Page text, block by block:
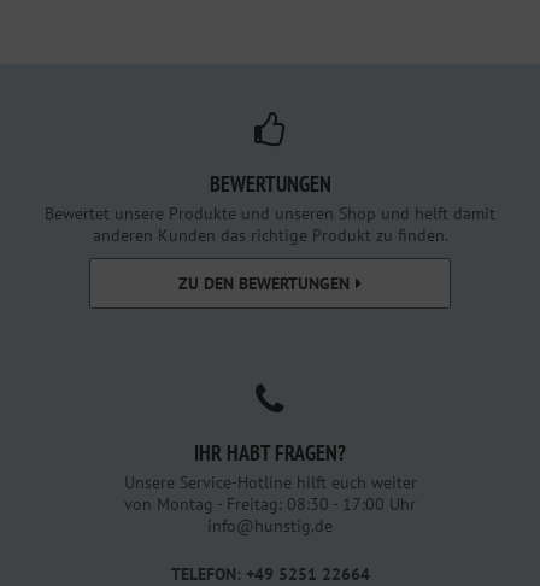
BEWERTUNGEN
Bewertet unsere Produkte und unseren Shop und helft damit
anderen Kunden das richtige Produkt zu finden.
ZU DEN BEWERTUNGEN
IHR HABT FRAGEN?
Unsere Service-Hotline hilft euch weiter
von Montag - Freitag: 08:30 - 17:00 Uhr
info@hunstig.de
TELEFON: +49 5251 22664